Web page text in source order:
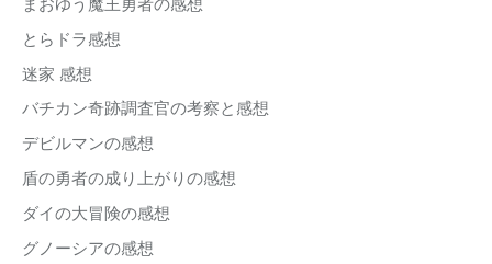
まおゆう魔王勇者の感想
とらドラ感想
迷家 感想
バチカン奇跡調査官の考察と感想
デビルマンの感想
盾の勇者の成り上がりの感想
ダイの大冒険の感想
グノーシアの感想
の
戦
い」
ン
リ
逃